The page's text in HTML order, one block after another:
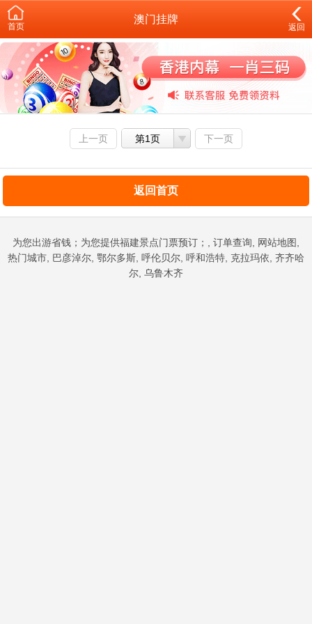
首页
澳门挂牌
返回
上一页 第1页 下一页
返回首页
为您出游省钱；为您提供福建景点门票预订；, 订单查询, 网站地图,
热门城市, 巴彦淖尔, 鄂尔多斯, 呼伦贝尔, 呼和浩特, 克拉玛依, 齐齐哈
尔, 乌鲁木齐